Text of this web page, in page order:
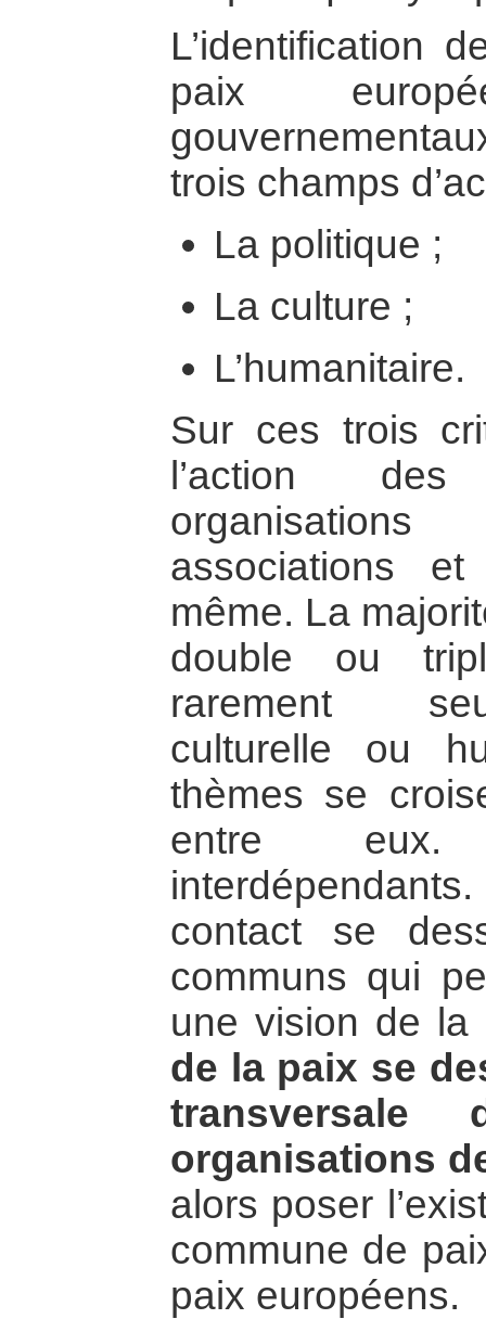
L’identification
paix
trois champs
La politique ;
La culture ;
L’humanitaire.
Sur ces trois
l’action
associations
même. La
double ou
rarement
culturelle ou
thèmes se
entre eux.
contact se
communs qui
une vision de
de la paix se
organisations
alors poser
commune de
paix européens.